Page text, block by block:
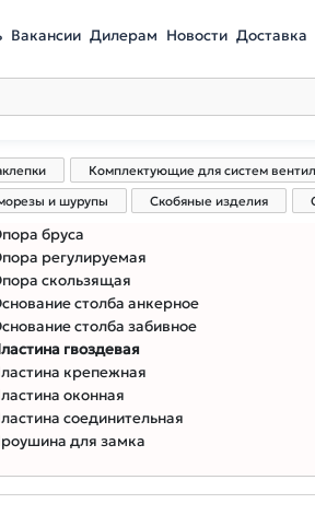
Вакансии Дилерам Новости Доставка
Комплектующие для систем
и шурупы Скобяные изделия
бруса
регулируемая
скользящая
столба анкерное
столба забивное
гвоздевая
крепежная
оконная
соединительная
для замка